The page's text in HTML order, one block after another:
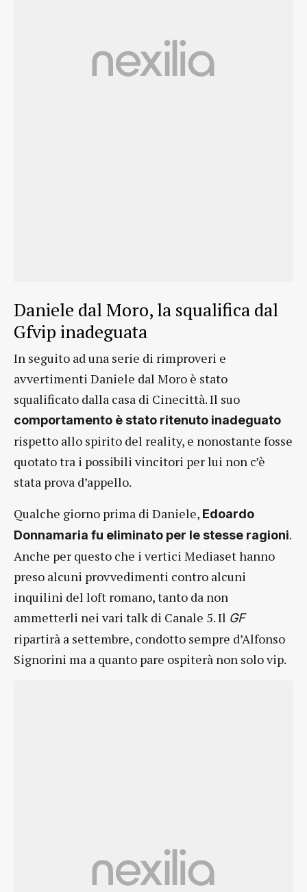
Daniele dal Moro, la squalifica dal
Gfvip inadeguata
In seguito ad una serie di rimproveri e
avvertimenti Daniele dal Moro è stato
squalificato dalla casa di Cinecittà. Il suo
comportamento è stato ritenuto inadeguato
rispetto allo spirito del reality, e nonostante fosse
quotato tra i possibili vincitori per lui non c’è
stata prova d’appello.
Qualche giorno prima di Daniele, Edoardo
Donnamaria fu eliminato per le stesse ragioni.
Anche per questo che i vertici Mediaset hanno
preso alcuni provvedimenti contro alcuni
inquilini del loft romano, tanto da non
ammetterli nei vari talk di Canale 5. Il GF
ripartirà a settembre, condotto sempre d’Alfonso
Signorini ma a quanto pare ospiterà non solo vip.